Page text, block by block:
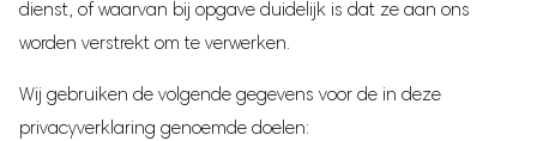
dienst, of waarvan bij opgave duidelijk is dat ze aan ons
worden verstrekt om te verwerken.
Wij gebruiken de volgende gegevens voor de in deze
privacyverklaring genoemde doelen:
Zwangerschap
Zwangerschapskussens
Baby hartslagmonitor
Zwangerschapsband